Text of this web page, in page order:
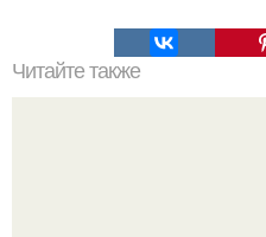
Читайте также